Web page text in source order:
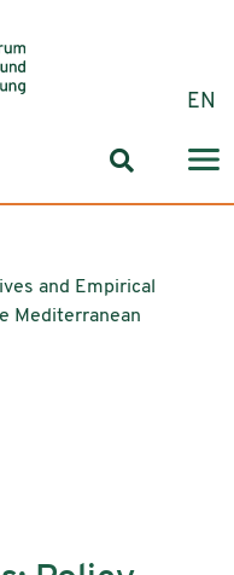
EN
and Empirical
Mediterranean